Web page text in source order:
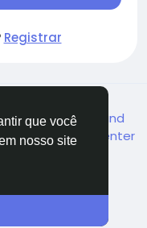
que você
nosso site
Registrar
of Use
Refund
Support Center